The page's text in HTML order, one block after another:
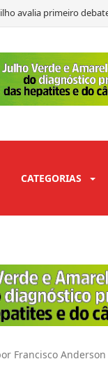
avalia primeiro
avalia primeiro
Gadelha detalha
CATEGORIAS
Francisco Anderson